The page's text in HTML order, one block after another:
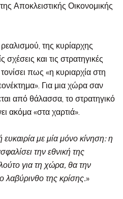
Αποκλειστικής Οικονομικής
της κυρίαρχης
και τις στρατηγικές
πως «η κυριαρχία στη
Για μια χώρα σαν
από θάλασσα, το στρατηγικό
ακόμα «στα χαρτιά».
με μία μόνο κίνηση: η
την εθνική της
για τη χώρα, θα την
λαβύρινθο της κρίσης.»